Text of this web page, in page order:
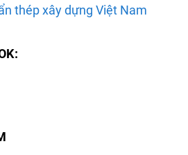
thép xây dựng Việt Nam